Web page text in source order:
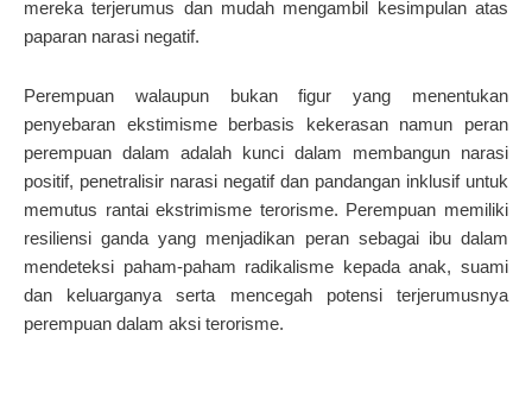
mereka terjerumus dan mudah mengambil kesimpulan atas
paparan narasi negatif.
Perempuan walaupun bukan figur yang menentukan
penyebaran ekstimisme berbasis kekerasan namun peran
perempuan dalam adalah kunci dalam membangun narasi
positif, penetralisir narasi negatif dan pandangan inklusif untuk
memutus rantai ekstrimisme terorisme. Perempuan memiliki
resiliensi ganda yang menjadikan peran sebagai ibu dalam
mendeteksi paham-paham radikalisme kepada anak, suami
dan keluarganya serta mencegah potensi terjerumusnya
perempuan dalam aksi terorisme.